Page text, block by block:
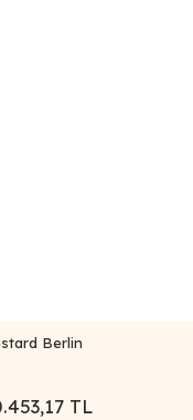
Berlin
TL